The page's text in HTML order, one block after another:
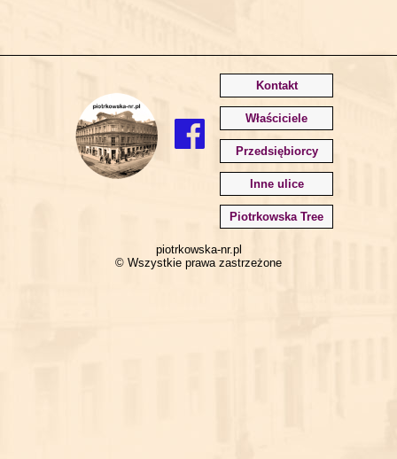
Kontakt
Właściciele
Przedsiębiorcy
Inne ulice
Piotrkowska Tree
piotrkowska-nr.pl
© Wszystkie prawa zastrzeżone